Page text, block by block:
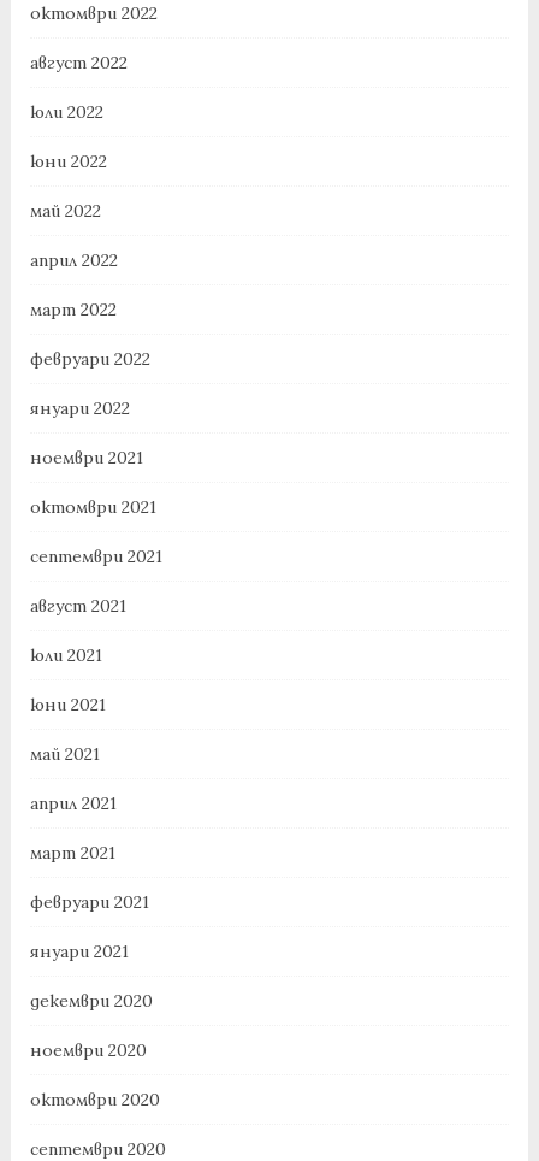
октомври 2022
август 2022
юли 2022
юни 2022
май 2022
април 2022
март 2022
февруари 2022
януари 2022
ноември 2021
октомври 2021
септември 2021
август 2021
юли 2021
юни 2021
май 2021
април 2021
март 2021
февруари 2021
януари 2021
декември 2020
ноември 2020
октомври 2020
септември 2020